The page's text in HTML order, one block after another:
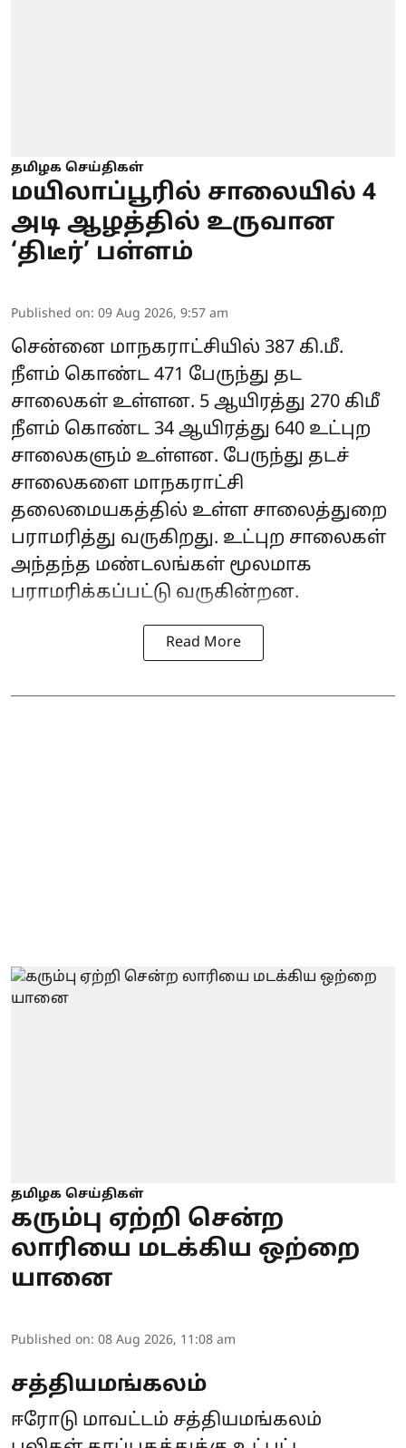
தமிழக செய்திகள்
மயிலாப்பூரில் சாலையில் 4
அடி ஆழத்தில் உருவான
‘திடீர்’ பள்ளம்
Published on: 09 Aug 2026, 9:57 am
சென்னை மாநகராட்சியில் 387 கி.மீ.
நீளம் கொண்ட 471 பேருந்து தட
சாலைகள் உள்ளன. 5 ஆயிரத்து 270 கிமீ
நீளம் கொண்ட 34 ஆயிரத்து 640 உட்புற
சாலைகளும் உள்ளன. பேருந்து தடச்
சாலைகளை மாநகராட்சி
தலைமையகத்தில் உள்ள சாலைத்துறை
பராமரித்து வருகிறது. உட்புற சாலைகள்
அந்தந்த மண்டலங்கள் மூலமாக
பராமரிக்கப்பட்டு வருகின்றன.
Read More
தமிழக செய்திகள்
கரும்பு ஏற்றி சென்ற
லாரியை மடக்கிய ஒற்றை
யானை
Published on: 08 Aug 2026, 11:08 am
சத்தியமங்கலம்
ஈரோடு மாவட்டம் சத்தியமங்கலம்